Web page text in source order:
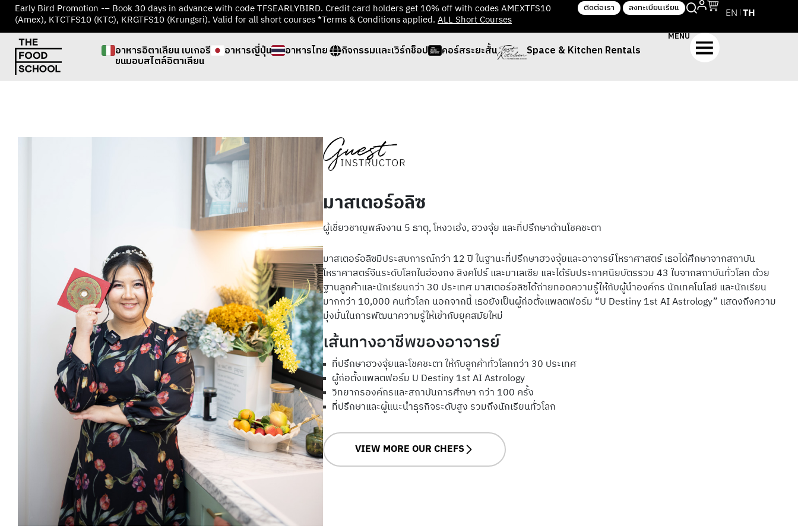
Early Bird Promotion -– Book 30 days in advance with code TFSEARLYBIRD. Credit card holders get 10% off with codes AMEXTFS10
(Amex), KTCTFS10 (KTC), KRGTFS10 (Krungsri). Valid for all short courses *Terms & Conditions applied. ALL Short Courses
ติดต่อเรา ลงทะเบียนเรียน EN TH
อาหารอิตาเลียน เบเกอรี
ขนมอบสไตล์อิตาเลียน
อาหารญี่ปุ่น อาหารไทย กิจกรรมและเวิร์กช็อป คอร์สระยะสั้น Space & Kitchen Rentals
MENU
มาสเตอร์อลิซ
ผู้เชี่ยวชาญพลังงาน 5 ธาตุ, โหงวเฮ้ง, ฮวงจุ้ย และที่ปรึกษาด้านโชคชะตา
มาสเตอร์อลิซมีประสบการณ์กว่า 12 ปี ในฐานะที่ปรึกษาฮวงจุ้ยและอาจารย์โหราศาสตร์ เธอได้ศึกษาจากสถาบัน
โหราศาสตร์จีนระดับโลกในฮ่องกง สิงคโปร์ และมาเลเซีย และได้รับประกาศนียบัตรรวม 43 ใบจากสถาบันทั่วโลก ด้วย
ฐานลูกค้าและนักเรียนกว่า 30 ประเทศ มาสเตอร์อลิซได้ถ่ายทอดความรู้ให้กับผู้นำองค์กร นักเทคโนโลยี และนักเรียน
มากกว่า 10,000 คนทั่วโลก นอกจากนี้ เธอยังเป็นผู้ก่อตั้งแพลตฟอร์ม “U Destiny 1st AI Astrology” แสดงถึงความ
มุ่งมั่นในการพัฒนาความรู้ให้เข้ากับยุคสมัยใหม่
เส้นทางอาชีพของอาจารย์
ที่ปรึกษาฮวงจุ้ยและโชคชะตา ให้กับลูกค้าทั่วโลกกว่า 30 ประเทศ
ผู้ก่อตั้งแพลตฟอร์ม U Destiny 1st AI Astrology
วิทยากรองค์กรและสถาบันการศึกษา กว่า 100 ครั้ง
ที่ปรึกษาและผู้แนะนำธุรกิจระดับสูง รวมถึงนักเรียนทั่วโลก
VIEW MORE OUR CHEFS